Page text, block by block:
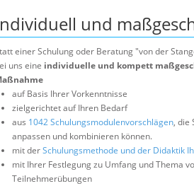
und
einer Schulung oder Beratung "von der
uns eine individuelle und kompett
auf Basis Ihrer Vorkenntnisse
zielgerichtet auf Ihren Bedarf
aus 1042 Schulungsmodulenvorschlägen, die
anpassen und kombinieren können.
mit derSchulungsmethode und der Didaktik
mit Ihrer Festlegung zu Umfang und Thema
Teilnehmerübungen